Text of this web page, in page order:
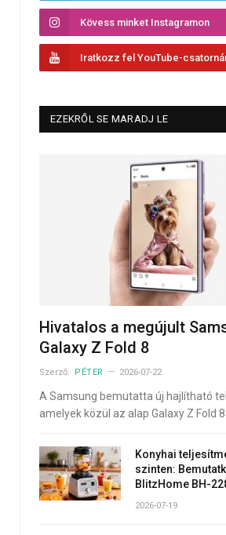
Kövess minket Instagramon
Iratkozz fel YouTube-
EZEKRŐL SE MARADJ LE
Hivatalos a megújult
Galaxy Z Fold 8
Szerző: PÉTER 2026-07-22
A Samsung bemutatta új hajlítható
amelyek közül az alap Galaxy Z Fold
Konyhai
szinten:
BlitzHome BH-
2026-07-19